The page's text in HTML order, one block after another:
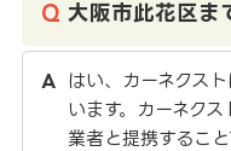
大阪市此花区ま
はい、カーネクス
います。カーネク
業者と提携するこ